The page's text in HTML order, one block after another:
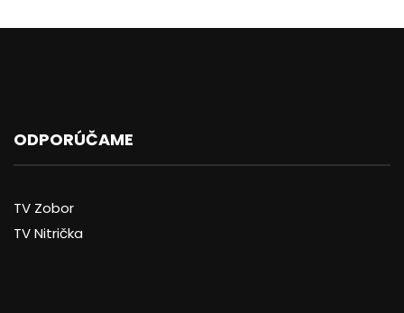
ODPORÚČAME
TV Zobor
TV Nitrička